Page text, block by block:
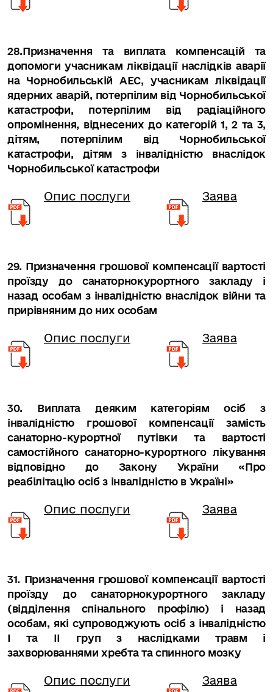
28.Призначення та виплата компенсацій та
допомоги учасникам ліквідації наслідків аварії
на Чорнобильській АЕС, учасникам ліквідації
ядерних аварій, потерпілим від Чорнобильської
катастрофи, потерпілим від радіаційного
опромінення, віднесених до категорій 1, 2 та 3,
дітям, потерпілим від Чорнобильської
катастрофи, дітям з інвалідністю внаслідок
Чорнобильської катастрофи
Опис послуги Заява
29. Призначення грошової компенсації вартості
проїзду до санаторнокурортного закладу і
назад особам з інвалідністю внаслідок війни та
прирівняним до них особам
Опис послуги Заява
30. Виплата деяким категоріям осіб з
інвалідністю грошової компенсації замість
санаторно-курортної путівки та вартості
самостійного санаторно-курортного лікування
відповідно до Закону України «Про
реабілітацію осіб з інвалідністю в Україні»
Опис послуги Заява
31. Призначення грошової компенсації вартості
проїзду до санаторнокурортного закладу
(відділення спінального профілю) і назад
особам, які супроводжують осіб з інвалідністю
I та II груп з наслідками травм і
захворюваннями хребта та спинного мозку
Опис послуги Заява